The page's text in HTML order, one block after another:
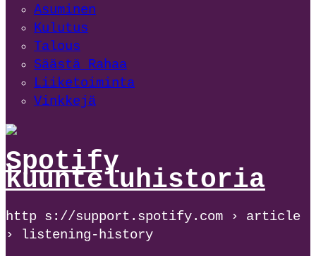
Asuminen
Kulutus
Talous
Säästä Rahaa
Liiketoiminta
Vinkkejä
Spotify
kuunteluhistoria
http s://support.spotify.com › article
› listening-history